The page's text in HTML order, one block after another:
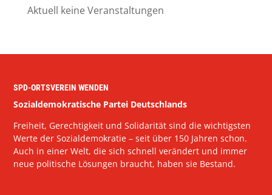
Aktuell keine Veranstaltungen
SPD-ORTSVEREIN WENDEN
Sozialdemokratische Partei Deutschlands
Freiheit, Gerechtigkeit und Solidarität sind die wichtigsten
Werte der Sozialdemokratie – seit über 150 Jahren schon.
Auch in einer Welt, die sich schnell verändert und immer
neue politische Lösungen braucht, haben sie Bestand.